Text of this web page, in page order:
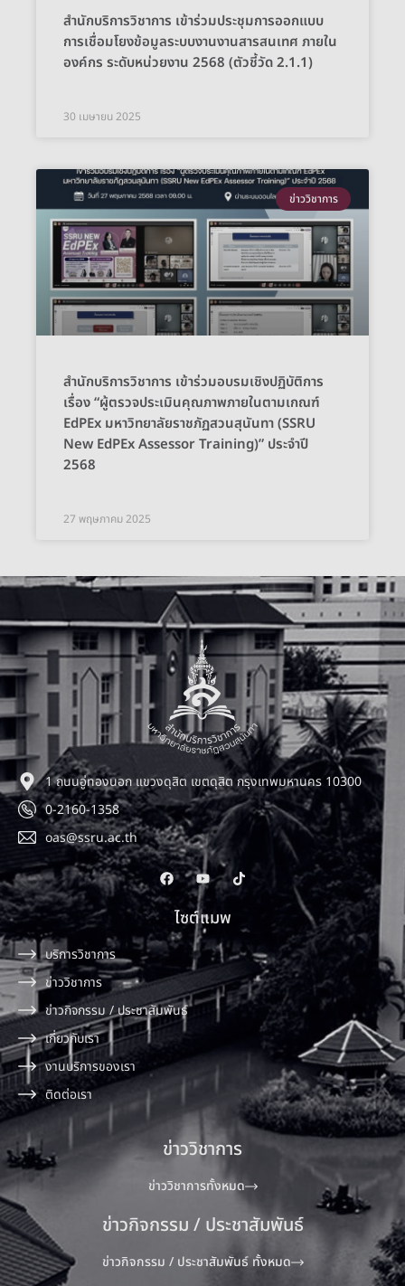
สำนักบริการวิชาการ เข้าร่วมประชุมการออกแบบ
การเชื่อมโยงข้อมูลระบบงานงานสารสนเทศ ภายใน
องค์กร ระดับหน่วยงาน 2568 (ตัวชี้วัด 2.1.1)
30 เมษายน 2025
ข่าววิชาการ
สำนักบริการวิชาการ เข้าร่วมอบรมเชิงปฏิบัติการ
เรื่อง “ผู้ตรวจประเมินคุณภาพภายในตามเกณฑ์
EdPEx มหาวิทยาลัยราชภัฏสวนสุนันทา (SSRU
New EdPEx Assessor Training)” ประจำปี
2568
27 พฤษภาคม 2025
1 ถนนอู่ทองนอก แขวงดุสิต เขตดุสิต กรุงเทพมหานคร 10300
0-2160-1358
oas@ssru.ac.th
ไซต์แมพ
บริการวิชาการ
ข่าววิชาการ
ข่าวกิจกรรม / ประชาสัมพันธ์
เกี่ยวกับเรา
งานบริการของเรา
ติดต่อเรา
ข่าววิชาการ
ข่าววิชาการทั้งหมด
ข่าวกิจกรรม / ประชาสัมพันธ์
ข่าวกิจกรรม / ประชาสัมพันธ์ ทั้งหมด